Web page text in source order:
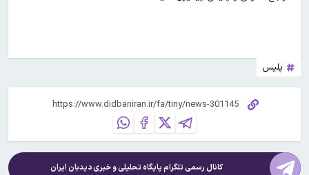
پلیس
کانال رسمی تلگرام پایگاه تحلیلی و خبریدیدبان ایران